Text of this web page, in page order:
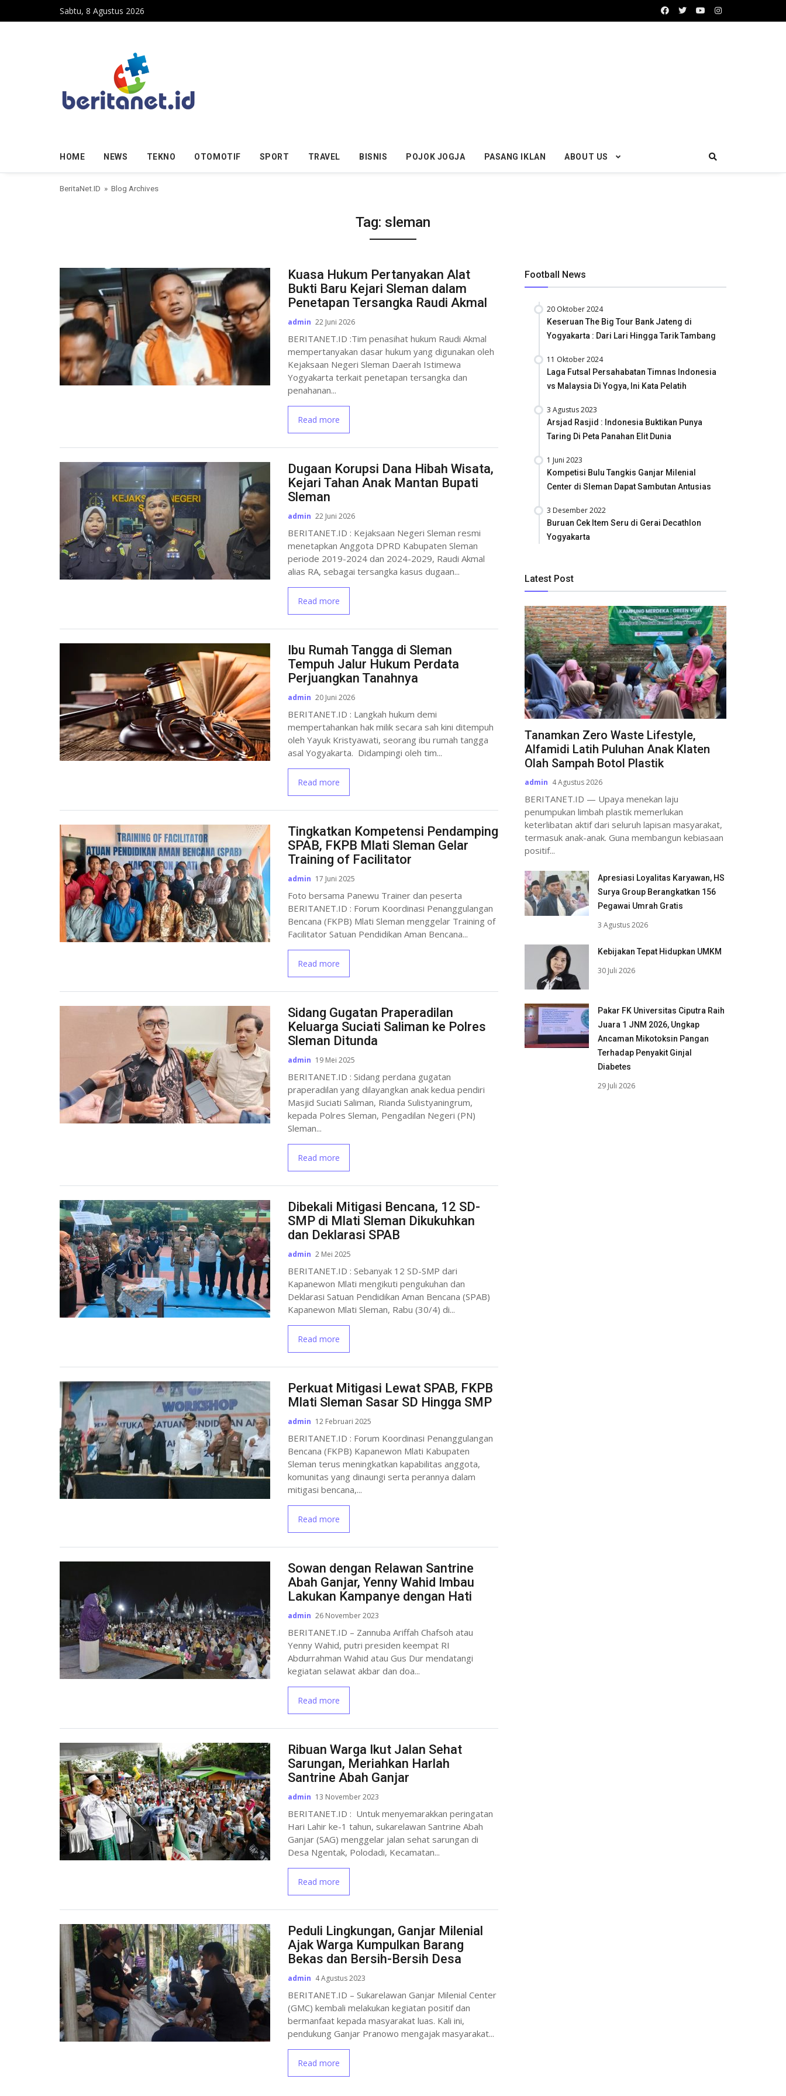
Skip to contentSabtu, 8 Agustus 2026
HOME NEWS TEKNO OTOMOTIF SPORT TRAVEL BISNIS POJOK JOGJA PASANG IKLAN ABOUT US
BeritaNet.ID » Blog Archives
Tag: sleman
Kuasa Hukum Pertanyakan Alat
Bukti Baru Kejari Sleman dalam
Penetapan Tersangka Raudi Akmal
admin 22 Juni 2026
BERITANET.ID :Tim penasihat hukum Raudi Akmal
mempertanyakan dasar hukum yang digunakan oleh
Kejaksaan Negeri Sleman Daerah Istimewa
Yogyakarta terkait penetapan tersangka dan
penahanan...
Read more
Dugaan Korupsi Dana Hibah Wisata,
Kejari Tahan Anak Mantan Bupati
Sleman
admin 22 Juni 2026
BERITANET.ID : Kejaksaan Negeri Sleman resmi
menetapkan Anggota DPRD Kabupaten Sleman
periode 2019-2024 dan 2024-2029, Raudi Akmal
alias RA, sebagai tersangka kasus dugaan...
Read more
Ibu Rumah Tangga di Sleman
Tempuh Jalur Hukum Perdata
Perjuangkan Tanahnya
admin 20 Juni 2026
BERITANET.ID : Langkah hukum demi
mempertahankan hak milik secara sah kini ditempuh
oleh Yayuk Kristyawati, seorang ibu rumah tangga
asal Yogyakarta. Didampingi oleh tim...
Read more
Tingkatkan Kompetensi Pendamping
SPAB, FKPB Mlati Sleman Gelar
Training of Facilitator
admin 17 Juni 2025
Foto bersama Panewu Trainer dan peserta
BERITANET.ID : Forum Koordinasi Penanggulangan
Bencana (FKPB) Mlati Sleman menggelar Training of
Facilitator Satuan Pendidikan Aman Bencana...
Read more
Sidang Gugatan Praperadilan
Keluarga Suciati Saliman ke Polres
Sleman Ditunda
admin 19 Mei 2025
BERITANET.ID : Sidang perdana gugatan
praperadilan yang dilayangkan anak kedua pendiri
Masjid Suciati Saliman, Rianda Sulistyaningrum,
kepada Polres Sleman, Pengadilan Negeri (PN)
Sleman...
Read more
Dibekali Mitigasi Bencana, 12 SD-
SMP di Mlati Sleman Dikukuhkan
dan Deklarasi SPAB
admin 2 Mei 2025
BERITANET.ID : Sebanyak 12 SD-SMP dari
Kapanewon Mlati mengikuti pengukuhan dan
Deklarasi Satuan Pendidikan Aman Bencana (SPAB)
Kapanewon Mlati Sleman, Rabu (30/4) di...
Read more
Perkuat Mitigasi Lewat SPAB, FKPB
Mlati Sleman Sasar SD Hingga SMP
admin 12 Februari 2025
BERITANET.ID : Forum Koordinasi Penanggulangan
Bencana (FKPB) Kapanewon Mlati Kabupaten
Sleman terus meningkatkan kapabilitas anggota,
komunitas yang dinaungi serta perannya dalam
mitigasi bencana,...
Read more
Sowan dengan Relawan Santrine
Abah Ganjar, Yenny Wahid Imbau
Lakukan Kampanye dengan Hati
admin 26 November 2023
BERITANET.ID – Zannuba Ariffah Chafsoh atau
Yenny Wahid, putri presiden keempat RI
Abdurrahman Wahid atau Gus Dur mendatangi
kegiatan selawat akbar dan doa...
Read more
Ribuan Warga Ikut Jalan Sehat
Sarungan, Meriahkan Harlah
Santrine Abah Ganjar
admin 13 November 2023
BERITANET.ID : Untuk menyemarakkan peringatan
Hari Lahir ke-1 tahun, sukarelawan Santrine Abah
Ganjar (SAG) menggelar jalan sehat sarungan di
Desa Ngentak, Polodadi, Kecamatan...
Read more
Peduli Lingkungan, Ganjar Milenial
Ajak Warga Kumpulkan Barang
Bekas dan Bersih-Bersih Desa
admin 4 Agustus 2023
BERITANET.ID – Sukarelawan Ganjar Milenial Center
(GMC) kembali melakukan kegiatan positif dan
bermanfaat kepada masyarakat luas. Kali ini,
pendukung Ganjar Pranowo mengajak masyarakat...
Read more
Football News
20 Oktober 2024
Keseruan The Big Tour Bank Jateng di
Yogyakarta : Dari Lari Hingga Tarik Tambang
11 Oktober 2024
Laga Futsal Persahabatan Timnas Indonesia
vs Malaysia Di Yogya, Ini Kata Pelatih
3 Agustus 2023
Arsjad Rasjid : Indonesia Buktikan Punya
Taring Di Peta Panahan Elit Dunia
1 Juni 2023
Kompetisi Bulu Tangkis Ganjar Milenial
Center di Sleman Dapat Sambutan Antusias
3 Desember 2022
Buruan Cek Item Seru di Gerai Decathlon
Yogyakarta
Latest Post
Tanamkan Zero Waste Lifestyle,
Alfamidi Latih Puluhan Anak Klaten
Olah Sampah Botol Plastik
admin 4 Agustus 2026
BERITANET.ID — Upaya menekan laju
penumpukan limbah plastik memerlukan
keterlibatan aktif dari seluruh lapisan masyarakat,
termasuk anak-anak. Guna membangun kebiasaan
positif...
Apresiasi Loyalitas Karyawan, HS
Surya Group Berangkatkan 156
Pegawai Umrah Gratis
3 Agustus 2026
Kebijakan Tepat Hidupkan UMKM
30 Juli 2026
Pakar FK Universitas Ciputra Raih
Juara 1 JNM 2026, Ungkap
Ancaman Mikotoksin Pangan
Terhadap Penyakit Ginjal
Diabetes
29 Juli 2026